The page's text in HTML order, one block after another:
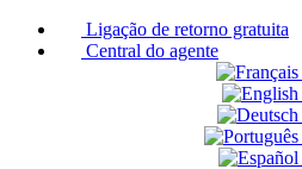
Ligação de retorno gratuita
Central do agente